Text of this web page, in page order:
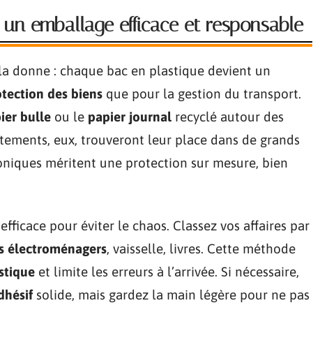
emballage efficace et responsable
donne : chaque bac en plastique devient un
des biens que pour la gestion du transport.
bulle ou le papier journal recyclé autour des
eux, trouveront leur place dans de grands
méritent une protection sur mesure, bien
pour éviter le chaos. Classez vos affaires par
électroménagers, vaisselle, livres. Cette méthode
et limite les erreurs à l’arrivée. Si nécessaire,
solide, mais gardez la main légère pour ne pas